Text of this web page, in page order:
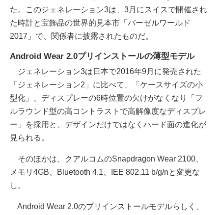
た。このジェネレーション3は、3月にスイスで開催され
た時計と宝飾品の世界的見本市「バーゼルワールド
2017」で、関係者に披露されたものだ。
Android Wear 2.0プリインストールの薄型モデル
ジェネレーション3は日本で2016年9月に発売された
「ジェネレーション2」に比べて、「ケースサイズの小
型化」、ディスプレーの6時位置の欠けがなくなり「フ
ルラウンド型の高コントラストで高解像度なディスプレ
ー」を採用と、デザインだけではなくハード面の進化が
見られる。
そのほかは、クアルコムのSnapdragon Wear 2100、
メモリ4GB、Bluetooth 4.1、IEE 802.11 b/g/nと変更な
し。
Android Wear 2.0のプリインストールモデルらしく、